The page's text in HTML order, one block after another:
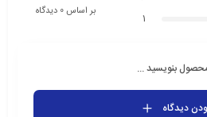
1
بر اساس 0 دیدگاه
بنویسید ...
دیدگاه